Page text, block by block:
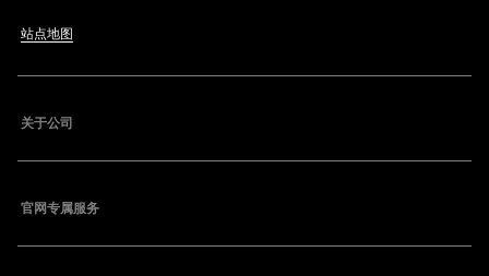
站点地图
关于公司
官网专属服务